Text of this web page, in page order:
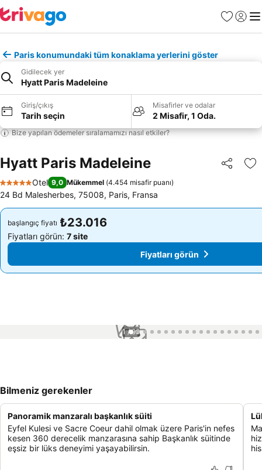
Favoriler
Giriş
Paris konumundaki tüm konaklama yerlerini göster
Gidilecek yer
Hyatt Paris Madeleine
Giriş/çıkış
Tarih seçin
Misafirler ve odalar
2 Misafir, 1 Oda.
Bize yapılan ödemeler sıralamamızı nasıl etkiler?
Hyatt Paris Madeleine Paylaş
5 Yıldız
Otel 9,0 Mükemmel (4.454 misafir puanı)
24 Bd Malesherbes, 75008, Paris, Fransa
başlangıç fiyatı ₺23.016
Fiyatları görün: 7 site
Fiyatları görün
başlangıç fiyatı ₺23.016
Fiyatları görün: 7 site
Fiyatları görün
1 / 99
Bilmeniz gerekenler
Panoramik manzaralı başkanlık süiti
Eyfel Kulesi ve Sacre Coeur dahil olmak üzere Paris'in nefes
kesen 360 derecelik manzarasına sahip Başkanlık süitinde
eşsiz bir lüks deneyimi yaşayabilirsin.